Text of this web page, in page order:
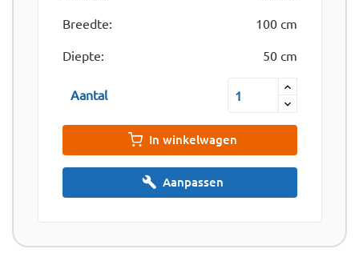
Breedte:
100 cm
Diepte:
50 cm
Aantal
In winkelwagen
Aanpassen